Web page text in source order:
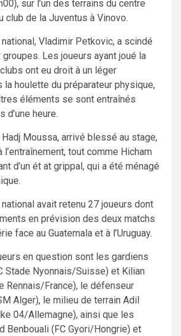
sur l’un des terrains du centre
club de la Juventus à Vinovo.
Vladimir Petkovic, a scindé
groupes. Les joueurs ayant joué la
ont eu droit à un léger
houlette du préparateur physique,
éléments se sont entraînés
d’une heure.
Moussa, arrivé blessé au stage,
l’entraînement, tout comme Hicham
d’un ét at grippal, qui a été ménagé
avait retenu 27 joueurs dont
en prévision des deux matchs
face au Guatemala et à l’Uruguay.
en question sont les gardiens
Stade Nyonnais/Suisse) et Kilian
Rennais/France), le défenseur
Alger), le milieu de terrain Adil
04/Allemagne), ainsi que les
Benbouali (FC Gyori/Hongrie) et